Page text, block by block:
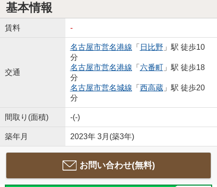
基本情報
賃料 -
交通
名古屋市営名港線 「 日比野 」駅 徒歩10
分
名古屋市営名港線 「 六番町」駅 徒歩18
分
名古屋市営名城線 「 西高蔵」駅 徒歩20
分
間取り(面積) -(-)
築年月 2023年 3月(築3年)
お問い合わせ(無料)